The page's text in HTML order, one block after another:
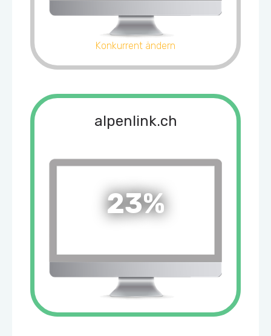
Konkurrent ändern
alpenlink.ch
23%